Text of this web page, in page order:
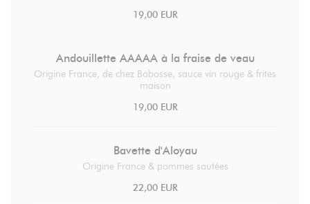
19,00 EUR
Andouillette AAAAA à la fraise de veau
Origine France, de chez Bobosse, sauce vin rouge & frites
maison
19,00 EUR
Bavette d'Aloyau
Origine France & pommes sautées
22,00 EUR